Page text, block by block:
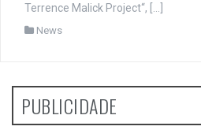
Terrence Malick Project“, […]
News
PUBLICIDADE